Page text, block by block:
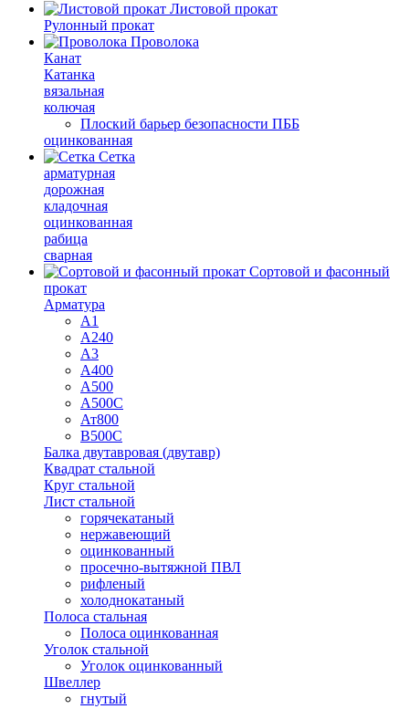
Листовой прокат
Рулонный прокат
Проволока
Канат
Катанка
вязальная
колючая
Плоский барьер безопасности ПББ
оцинкованная
Сетка
арматурная
дорожная
кладочная
оцинкованная
рабица
сварная
Сортовой и фасонный
прокат
Арматура
А1
А240
А3
А400
А500
А500С
Ат800
В500С
Балка двутавровая (двутавр)
Квадрат стальной
Круг стальной
Лист стальной
горячекатаный
нержавеющий
оцинкованный
просечно-вытяжной ПВЛ
рифленый
холоднокатаный
Полоса стальная
Полоса оцинкованная
Уголок стальной
Уголок оцинкованный
Швеллер
гнутый